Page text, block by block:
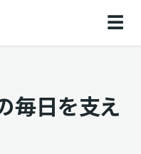
☰
毎日を支え